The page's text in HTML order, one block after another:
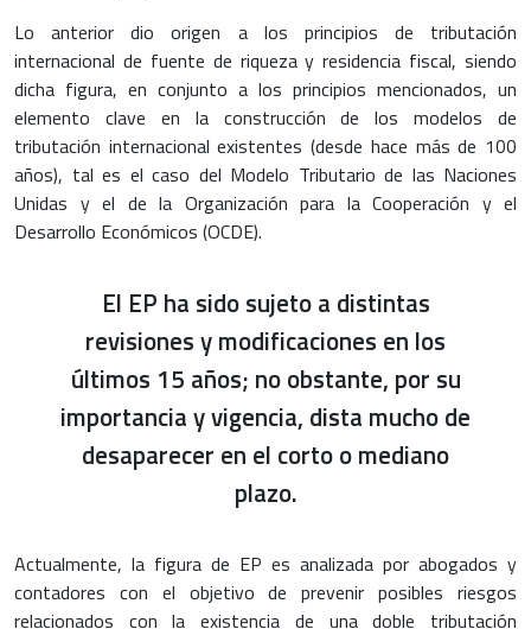
Lo anterior dio origen a los principios de tributación
internacional de fuente de riqueza y residencia fiscal, siendo
dicha figura, en conjunto a los principios mencionados, un
elemento clave en la construcción de los modelos de
tributación internacional existentes (desde hace más de 100
años), tal es el caso del Modelo Tributario de las Naciones
Unidas y el de la Organización para la Cooperación y el
Desarrollo Económicos (OCDE).
El EP ha sido sujeto a distintas
revisiones y modificaciones en los
últimos 15 años; no obstante, por su
importancia y vigencia, dista mucho de
desaparecer en el corto o mediano
plazo.
Actualmente, la figura de EP es analizada por abogados y
contadores con el objetivo de prevenir posibles riesgos
relacionados con la existencia de una doble tributación